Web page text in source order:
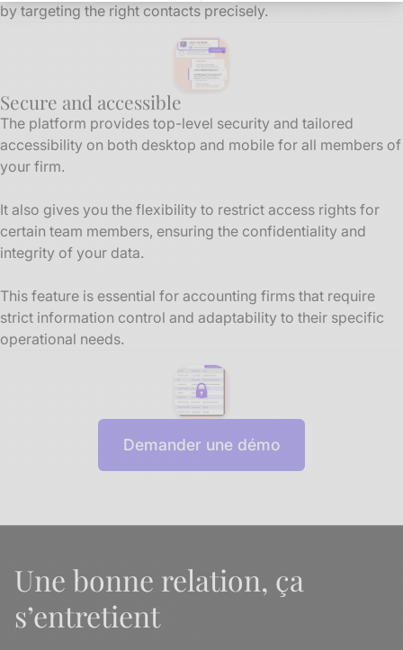
Axeptio consent
Plateforme de Gestion du Consentement :
Notre plateforme vous permet d'adapter et de gérer
by targeting the right contacts precisely.
Secure and accessible
The platform provides top-level security and tailored
accessibility on both desktop and mobile for all members of
your firm.
It also gives you the flexibility to restrict access rights for
certain team members, ensuring the confidentiality and
integrity of your data.
This feature is essential for accounting firms that require
strict information control and adaptability to their specific
operational needs.
Demander une démo
Une bonne relation, ça
s’entretient